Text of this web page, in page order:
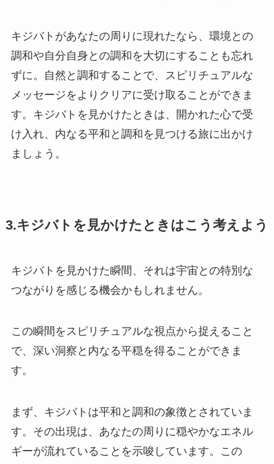
キジバトがあなたの周りに現れたなら、環境との
調和や自分自身との調和を大切にすることも忘れ
ずに。自然と調和することで、スピリチュアルな
メッセージをよりクリアに受け取ることができま
す。キジバトを見かけたときは、開かれた心で受
け入れ、内なる平和と調和を見つける旅に出かけ
ましょう。
3.キジバトを見かけたときはこう考えよう
キジバトを見かけた瞬間、それは宇宙との特別な
つながりを感じる機会かもしれません。
この瞬間をスピリチュアルな視点から捉えること
で、深い洞察と内なる平穏を得ることができま
す。
まず、キジバトは平和と調和の象徴とされていま
す。その出現は、あなたの周りに穏やかなエネル
ギーが流れていることを示唆しています。この